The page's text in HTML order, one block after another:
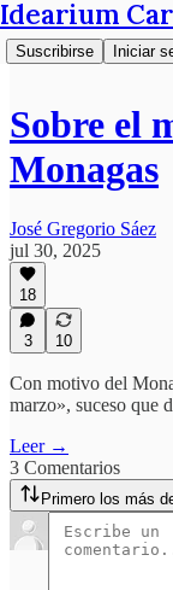
Idearium
Suscribirse Iniciar
Sobre el
Monagas
José Gregorio Sáez
jul 30, 2025
18
3 10
Con motivo del
marzo», suceso que
Leer →
3 Comentarios
Primero los más